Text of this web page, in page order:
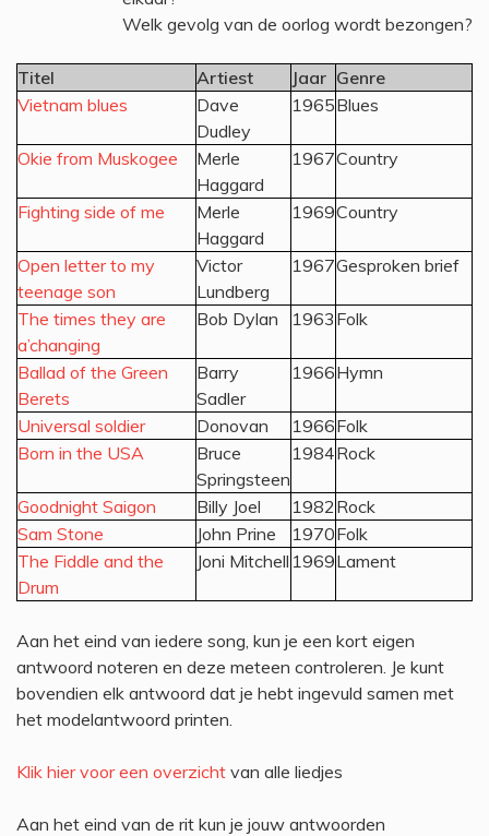
Welk gevolg van de oorlog wordt bezongen?
Titel Artiest Jaar Genre
Vietnam blues
Dave
Dudley
1965Blues
Okie from Muskogee
Merle
Haggard
1967Country
Fighting side of me
Merle
Haggard
1969Country
Open letter to my
teenage son
Victor
Lundberg
1967Gesproken brief
The times they are
a’changing
Bob Dylan 1963 Folk
Ballad of the Green
Berets
Barry
Sadler
1966Hymn
Universal soldier Donovan 1966Folk
Born in the USA
Bruce
Springsteen
1984Rock
Goodnight Saigon Billy Joel 1982 Rock
Sam Stone
John Prine 1970Folk
The Fiddle and the
Drum
Joni Mitchell 1969Lament
Aan het eind van iedere song, kun je een kort eigen
antwoord noteren en deze meteen controleren. Je kunt
bovendien elk antwoord dat je hebt ingevuld samen met
het modelantwoord printen.
Klik hier voor een overzicht van alle liedjes
Aan het eind van de rit kun je jouw antwoorden